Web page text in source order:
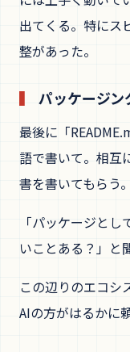
出てくる。特にス
整があった。
パッケージン
最後に「
語で書いて。相互
書を書いてもらう。
「パッケージと
いことある？」と
この辺りのエコシ
AIの方がはるかに